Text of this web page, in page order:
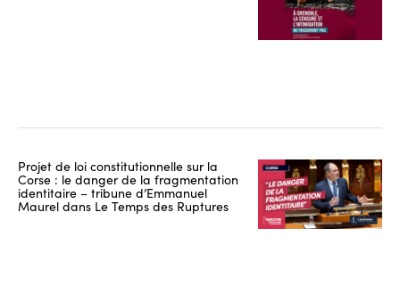
Projet de loi constitutionnelle sur la
Corse : le danger de la fragmentation
identitaire – tribune d’Emmanuel
Maurel dans Le Temps des Ruptures